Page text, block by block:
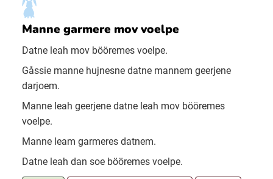
Manne garmere mov voelpe
Datne leah mov bööremes voelpe.
Gåssie manne hujnesne datne mannem geerjene
darjoem.
Manne leah geerjene datne leah mov bööremes
voelpe.
Manne leam garmeres datnem.
Datne leah dan soe bööremes voelpe.